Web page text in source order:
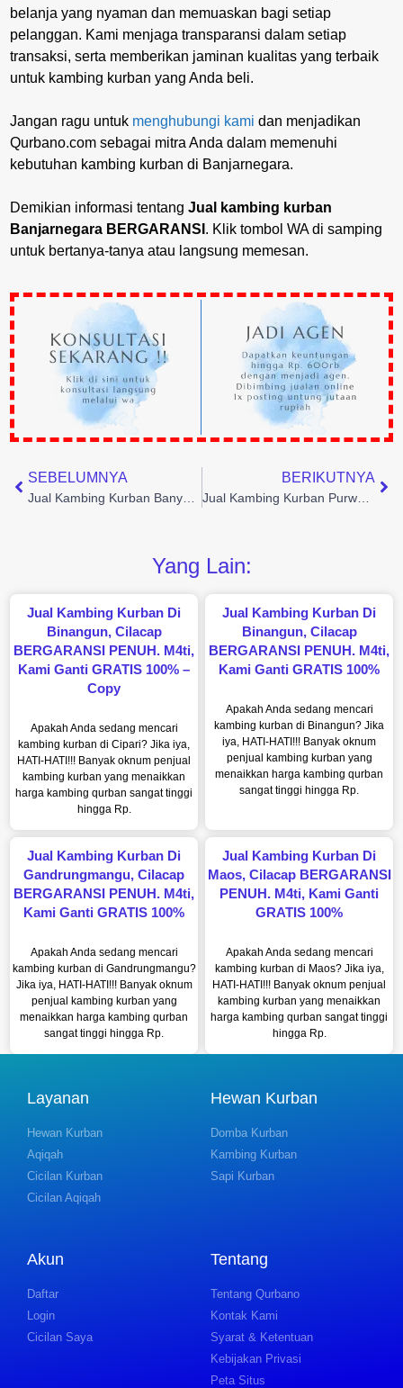
belanja yang nyaman dan memuaskan bagi setiap
pelanggan. Kami menjaga transparansi dalam setiap
transaksi, serta memberikan jaminan kualitas yang terbaik
untuk kambing kurban yang Anda beli.
Jangan ragu untuk menghubungi kami dan menjadikan
Qurbano.com sebagai mitra Anda dalam memenuhi
kebutuhan kambing kurban di Banjarnegara.
Demikian informasi tentang Jual kambing kurban
Banjarnegara BERGARANSI . Klik tombol WA di samping
untuk bertanya-tanya atau langsung memesan.
SEBELUMNYA BERIKUTNYA
Jual Kambing Kurban Purwokerto BERGARANSI – 0881 3980 898
Yang Lain:
Jual Kambing Kurban Di
Binangun, Cilacap
BERGARANSI PENUH. M4ti,
Kami Ganti GRATIS 100% –
Copy
Apakah Anda sedang mencari
kambing kurban di Cipari? Jika iya,
HATI-HATI!!! Banyak oknum penjual
kambing kurban yang menaikkan
harga kambing qurban sangat tinggi
hingga Rp.
Jual Kambing Kurban Di
Binangun, Cilacap
BERGARANSI PENUH. M4ti,
Kami Ganti GRATIS 100%
Apakah Anda sedang mencari
kambing kurban di Binangun? Jika
iya, HATI-HATI!!! Banyak oknum
penjual kambing kurban yang
menaikkan harga kambing qurban
sangat tinggi hingga Rp.
Jual Kambing Kurban Di
Gandrungmangu, Cilacap
BERGARANSI PENUH. M4ti,
Kami Ganti GRATIS 100%
Apakah Anda sedang mencari
kambing kurban di Gandrungmangu?
Jika iya, HATI-HATI!!! Banyak oknum
penjual kambing kurban yang
menaikkan harga kambing qurban
sangat tinggi hingga Rp.
Jual Kambing Kurban Di
Maos, Cilacap BERGARANSI
PENUH. M4ti, Kami Ganti
GRATIS 100%
Apakah Anda sedang mencari
kambing kurban di Maos? Jika iya,
HATI-HATI!!! Banyak oknum penjual
kambing kurban yang menaikkan
harga kambing qurban sangat tinggi
hingga Rp.
Layanan
Hewan Kurban
Aqiqah
Cicilan Kurban
Cicilan Aqiqah
Hewan Kurban
Domba Kurban
Kambing Kurban
Sapi Kurban
Akun
Daftar
Login
Cicilan Saya
Tentang
Tentang Qurbano
Kontak Kami
Syarat & Ketentuan
Kebijakan Privasi
Peta Situs